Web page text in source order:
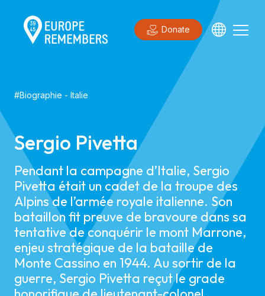
Donate
#Biographie - Italie
Sergio Pivetta
Pendant la campagne d’Italie, Sergio
Pivetta était un cadet de la troupe des
Alpins de l’armée royale italienne. Son
bataillon fit preuve de bravoure dans sa
tentative de conquérir le mont Marrone,
enjeu stratégique de la bataille de
Monte Cassino en 1944. Au sortir de la
guerre, Sergio Pivetta reçut le grade